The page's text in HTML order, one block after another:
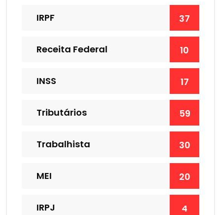
IRPF 37
Receita Federal 10
INSS 17
Tributários 59
Trabalhista 30
MEI 20
IRPJ 4